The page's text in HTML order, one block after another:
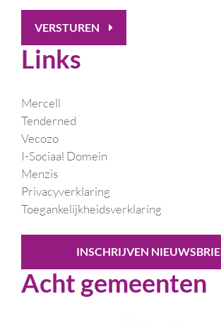
VERSTUREN
Links
Mercell
Tenderned
Vecozo
I-Sociaal Domein
Menzis
Privacyverklaring
Toegankelijkheidsverklaring
INSCHRIJVEN
Acht gemeenten